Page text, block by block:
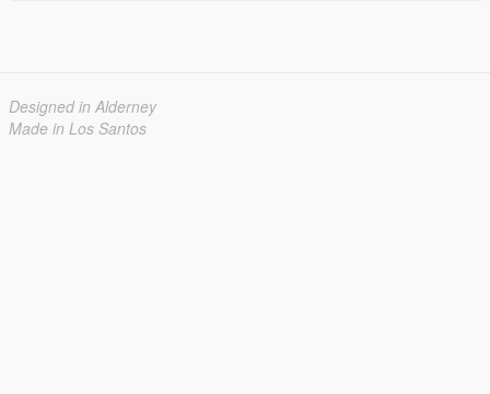
Designed in Alderney
Made in Los Santos